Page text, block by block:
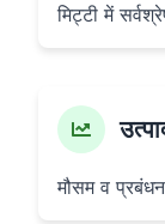
मिट्टी में
मौसम व